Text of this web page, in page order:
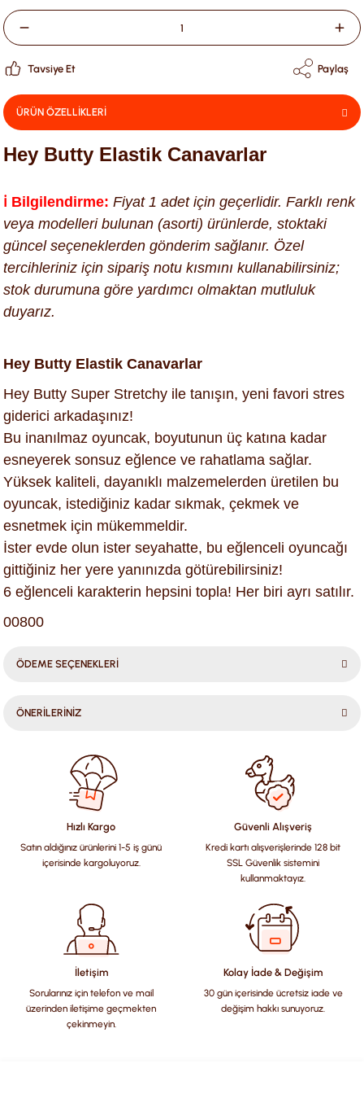
Tavsiye Et Paylaş
ÜRÜN ÖZELLİKLERİ
Hey Butty Elastik Canavarlar
ℹ️ Bilgilendirme: Fiyat 1 adet için geçerlidir. Farklı renk
veya modelleri bulunan (asorti) ürünlerde, stoktaki
güncel seçeneklerden gönderim sağlanır. Özel
tercihleriniz için sipariş notu kısmını kullanabilirsiniz;
stok durumuna göre yardımcı olmaktan mutluluk
duyarız.
Hey Butty Elastik Canavarlar
Hey Butty Super Stretchy ile tanışın, yeni favori stres
giderici arkadaşınız!
Bu inanılmaz oyuncak, boyutunun üç katına kadar
esneyerek sonsuz eğlence ve rahatlama sağlar.
Yüksek kaliteli, dayanıklı malzemelerden üretilen bu
oyuncak, istediğiniz kadar sıkmak, çekmek ve
esnetmek için mükemmeldir.
İster evde olun ister seyahatte, bu eğlenceli oyuncağı
gittiğiniz her yere yanınızda götürebilirsiniz!
6 eğlenceli karakterin hepsini topla! Her biri ayrı satılır.
00800
ÖDEME SEÇENEKLERİ
ÖNERİLERİNİZ
konularda yetersiz gördüğünüz noktaları öneri formunu
kullanarak tarafımıza iletebilirsiniz.
Görüş ve önerileriniz için teşekkür ederiz.
Ürün resmi kalitesiz, bozuk veya görüntülenemiyor.
Ürün açıklamasında eksik bilgiler bulunuyor.
Ürün bilgilerinde hatalar bulunuyor.
Ürün fiyatı diğer sitelerden daha pahalı.
Bu ürüne benzer farklı alternatifler olmalı.
Hızlı Kargo
Satın aldığınız ürünlerini 1-5 iş günü
içerisinde kargoluyoruz.
Güvenli Alışveriş
Kredi kartı alışverişlerinde 128 bit
SSL Güvenlik sistemini
kullanmaktayız.
İletişim
Sorularınız için telefon ve mail
üzerinden iletişime geçmekten
çekinmeyin.
Kolay İade & Değişim
30 gün içerisinde ücretsiz iade ve
değişim hakkı sunuyoruz.